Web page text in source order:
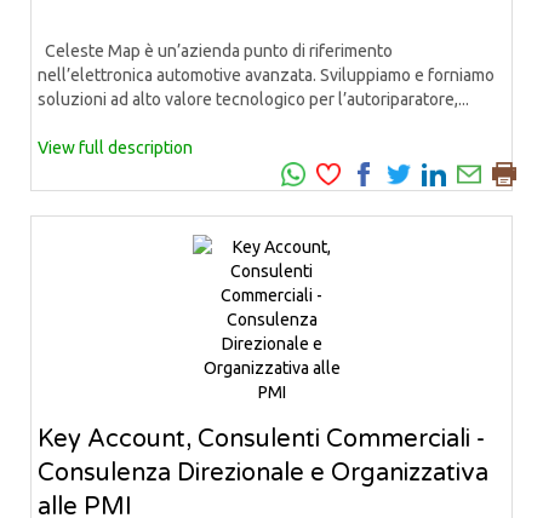
Celeste Map è un’azienda punto di riferimento
nell’elettronica automotive avanzata. Sviluppiamo e forniamo
soluzioni ad alto valore tecnologico per l’autoriparatore,...
View full description
Key Account, Consulenti Commerciali -
Consulenza Direzionale e Organizzativa
alle PMI